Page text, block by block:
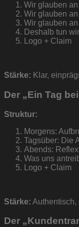
Wir glauben an
Wir glauben an
Wir glauben an
Deshalb tun
Logo + Claim
Stärke: Klar,
Der „Ein Tag
Struktur:
Morgens:
Tagsüber: Die
Abends:
Was uns
Logo + Claim
Stärke: Authentisch,
Der